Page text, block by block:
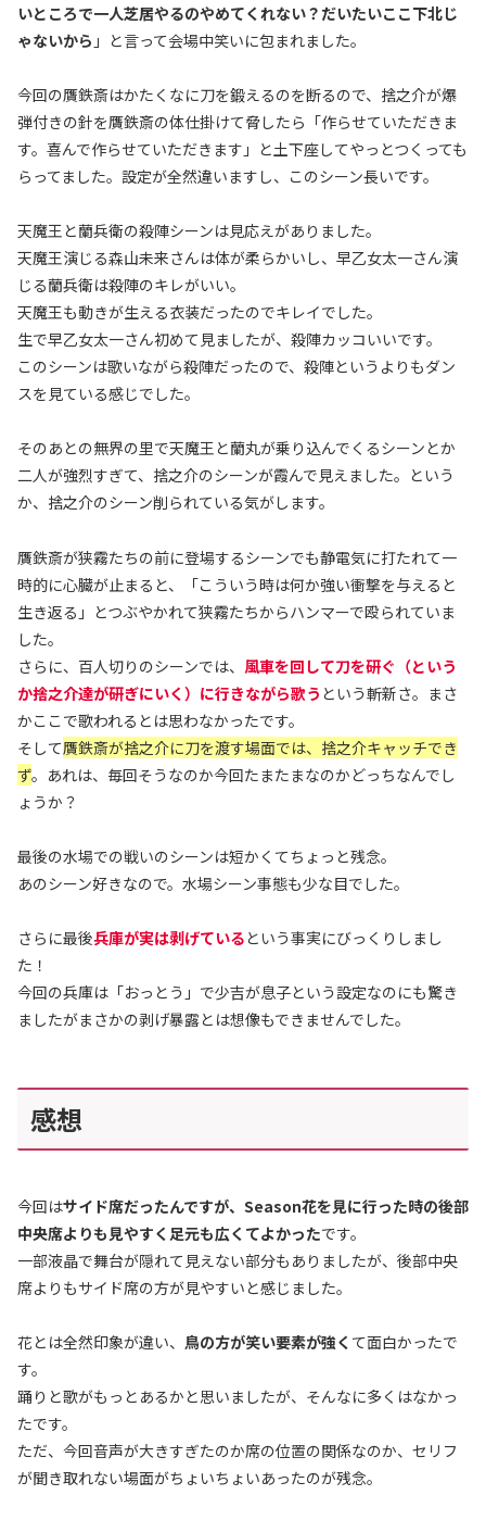
いところで一人芝居やるのやめてくれない？だいたいここ下北じ
ゃないから 」と言って会場中笑いに包まれました。
今回の贋鉄斎はかたくなに刀を鍛えるのを断るので、捨之介が爆
弾付きの針を贋鉄斎の体仕掛けて脅したら「作らせていただきま
す。喜んで作らせていただきます」と土下座してやっとつくっても
らってました。設定が全然違いますし、このシーン長いです。
天魔王と蘭兵衛の殺陣シーンは見応えがありました。
天魔王演じる森山未来さんは体が柔らかいし、早乙女太一さん演
じる蘭兵衛は殺陣のキレがいい。
天魔王も動きが生える衣装だったのでキレイでした。
生で早乙女太一さん初めて見ましたが、殺陣カッコいいです。
このシーンは歌いながら殺陣だったので、殺陣というよりもダン
スを見ている感じでした。
そのあとの無界の里で天魔王と蘭丸が乗り込んでくるシーンとか
二人が強烈すぎて、捨之介のシーンが霞んで見えました。という
か、捨之介のシーン削られている気がします。
贋鉄斎が狭霧たちの前に登場するシーンでも静電気に打たれて一
時的に心臓が止まると、「こういう時は何か強い衝撃を与えると
生き返る」とつぶやかれて狭霧たちからハンマーで殴られていま
した。
さらに、百人切りのシーンでは、 風車を回して刀を研ぐ（という
か捨之介達が研ぎにいく）に行きながら歌う という斬新さ。まさ
かここで歌われるとは思わなかったです。
そして贋鉄斎が捨之介に刀を渡す場面では、捨之介キャッチでき
ず。あれは、毎回そうなのか今回たまたまなのかどっちなんでし
ょうか？
最後の水場での戦いのシーンは短かくてちょっと残念。
あのシーン好きなので。水場シーン事態も少な目でした。
さらに最後兵庫が実は剥げているという事実にびっくりしまし
た！
今回の兵庫は「おっとう」で少吉が息子という設定なのにも驚き
ましたがまさかの剥げ暴露とは想像もできませんでした。
感想
今回はサイド席だったんですが、Season花を見に行った時の後部
中央席よりも見やすく足元も広くてよかったです。
一部液晶で舞台が隠れて見えない部分もありましたが、後部中央
席よりもサイド席の方が見やすいと感じました。
花とは全然印象が違い、 鳥の方が笑い要素が強く て面白かったで
す。
踊りと歌がもっとあるかと思いましたが、そんなに多くはなかっ
たです。
ただ、今回音声が大きすぎたのか席の位置の関係なのか、セリフ
が聞き取れない場面がちょいちょいあったのが残念。